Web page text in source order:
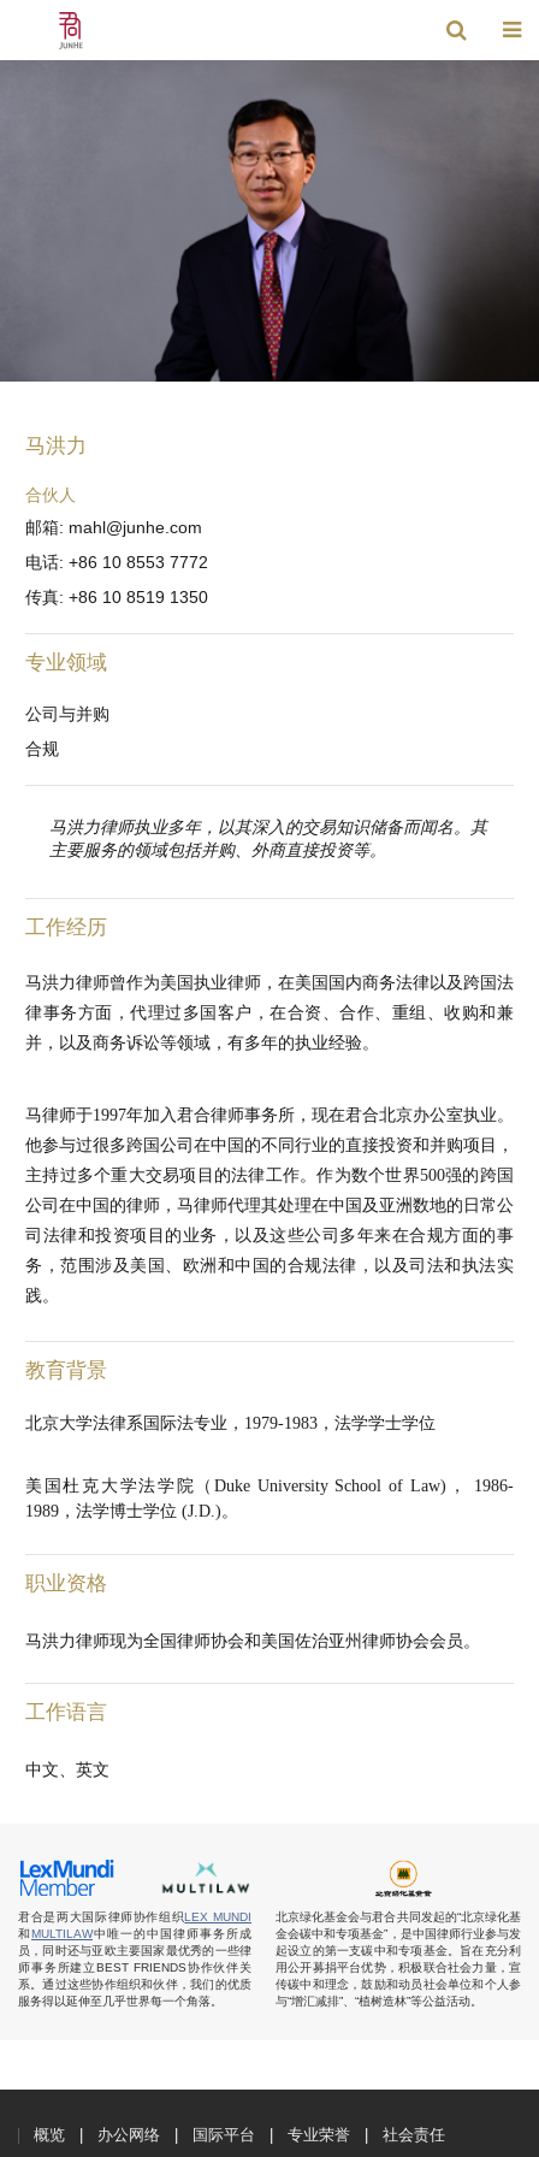
马洪力
合伙人
邮箱: mahl@junhe.com
电话: +86 10 8553 7772
传真: +86 10 8519 1350
专业领域
公司与并购
合规
马洪力律师执业多年，以其深入的交易知识储备而闻名。其
主要服务的领域包括并购、外商直接投资等。
工作经历
马洪力律师曾作为美国执业律师，在美国国内商务法律以及跨国法
律事务方面，代理过多国客户，在合资、合作、重组、收购和兼
并，以及商务诉讼等领域，有多年的执业经验。
马律师于1997年加入君合律师事务所，现在君合北京办公室执业。
他参与过很多跨国公司在中国的不同行业的直接投资和并购项目，
主持过多个重大交易项目的法律工作。作为数个世界500强的跨国
公司在中国的律师，马律师代理其处理在中国及亚洲数地的日常公
司法律和投资项目的业务，以及这些公司多年来在合规方面的事
务，范围涉及美国、欧洲和中国的合规法律，以及司法和执法实
践。
教育背景
北京大学法律系国际法专业，1979-1983，法学学士学位
美国杜克大学法学院（Duke University School of Law)， 1986-
1989，法学博士学位 (J.D.)。
职业资格
马洪力律师现为全国律师协会和美国佐治亚州律师协会会员。
工作语言
中文、英文
君合是两大国际律师协作组织LEX MUNDI
和MULTILAW中唯一的中国律师事务所成
员，同时还与亚欧主要国家最优秀的一些律
师事务所建立BEST FRIENDS协作伙伴关
系。通过这些协作组织和伙伴，我们的优质
服务得以延伸至几乎世界每一个角落。
北京绿化基金会与君合共同发起的“北京绿化基
金会碳中和专项基金”，是中国律师行业参与发
起设立的第一支碳中和专项基金。旨在充分利
用公开募捐平台优势，积极联合社会力量，宣
传碳中和理念，鼓励和动员社会单位和个人参
与“增汇减排”、“植树造林”等公益活动。
概览 办公网络 国际平台 专业荣誉 社会责任